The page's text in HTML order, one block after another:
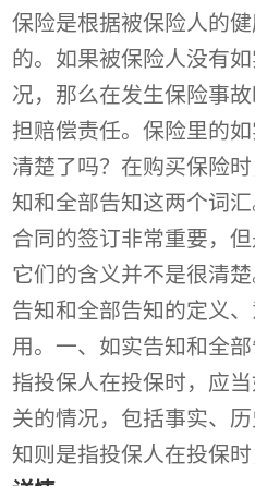
保险是根据被保险人的
的。如果被保险人没有
况，那么在发生保险事
担赔偿责任。保险里的
清楚了吗？在购买保险
知和全部告知这两个词
合同的签订非常重要，但
它们的含义并不是很清
告知和全部告知的定义
用。一、如实告知和全
指投保人在投保时，应
关的情况，包括事实、
知则是指投保人在投保